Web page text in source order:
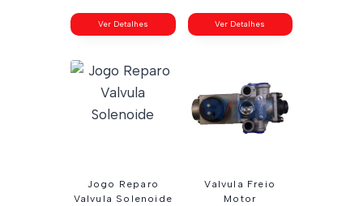
Ver Detalhes Ver Detalhes
Jogo Reparo
Valvula Solenoide
Valvula Freio
Motor